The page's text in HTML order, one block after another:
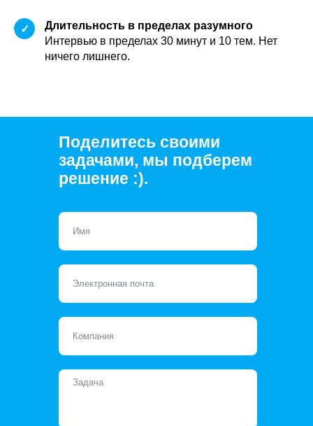
✓
Длительность в пределах разумного
Интервью в пределах 30 минут и 10 тем. Нет
ничего лишнего.
Поделитесь своими
задачами, мы подберем
решение :).